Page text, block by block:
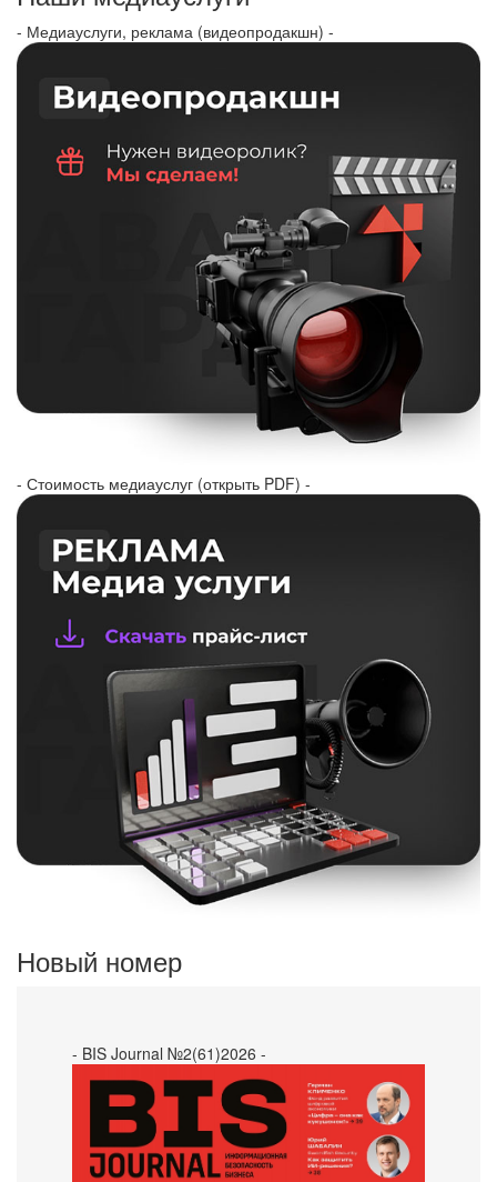
- Медиауслуги, реклама (видеопродакшн) -
- Стоимость медиауслуг (открыть PDF) -
Новый номер
- BIS Journal №2(61)2026 -